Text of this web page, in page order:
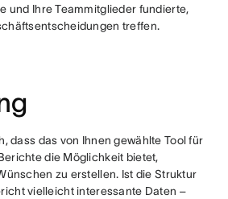
und Ihre Teammitglieder fundierte,
treffen.
dass das von Ihnen gewählte Tool für
die Möglichkeit bietet,
zu erstellen. Ist die Struktur
vielleicht interessante Daten –